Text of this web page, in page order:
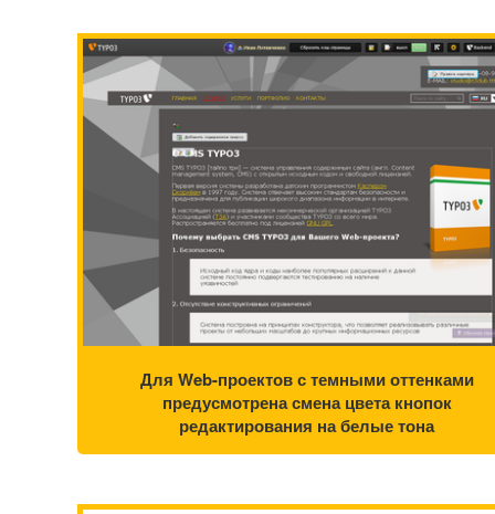
Для Web-проектов с темными оттенками
предусмотрена смена цвета кнопок
редактирования на белые тона